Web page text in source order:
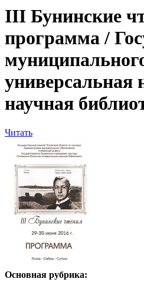
III Бунинские
программа /
универсальная
научная
Читать
Основная рубрика: